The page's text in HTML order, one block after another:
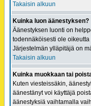
Takaisin alkuun
Kuinka luon äänestyksen?
Äänestyksen luonti on
todennäköisesti ole
Järjestelmän ylläpitäjä on
Takaisin alkuun
Kuinka muokkaan tai
Kuten viesteissäkin,
äänestänyt voi käyttäjä
äänestyksiä vaihtamalla